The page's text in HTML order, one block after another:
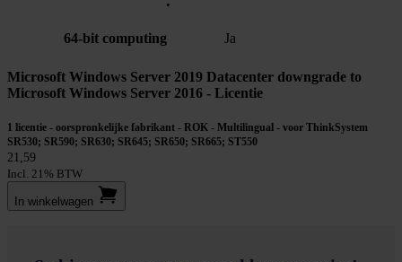
64-bit computing Ja
Microsoft Windows Server 2019 Datacenter downgrade to
Microsoft Windows Server 2016 - Licentie
1 licentie - oorspronkelijke fabrikant - ROK - Multilingual - voor ThinkSystem
SR530; SR590; SR630; SR645; SR650; SR665; ST550
21,59
Incl. 21% BTW
In winkel­wagen